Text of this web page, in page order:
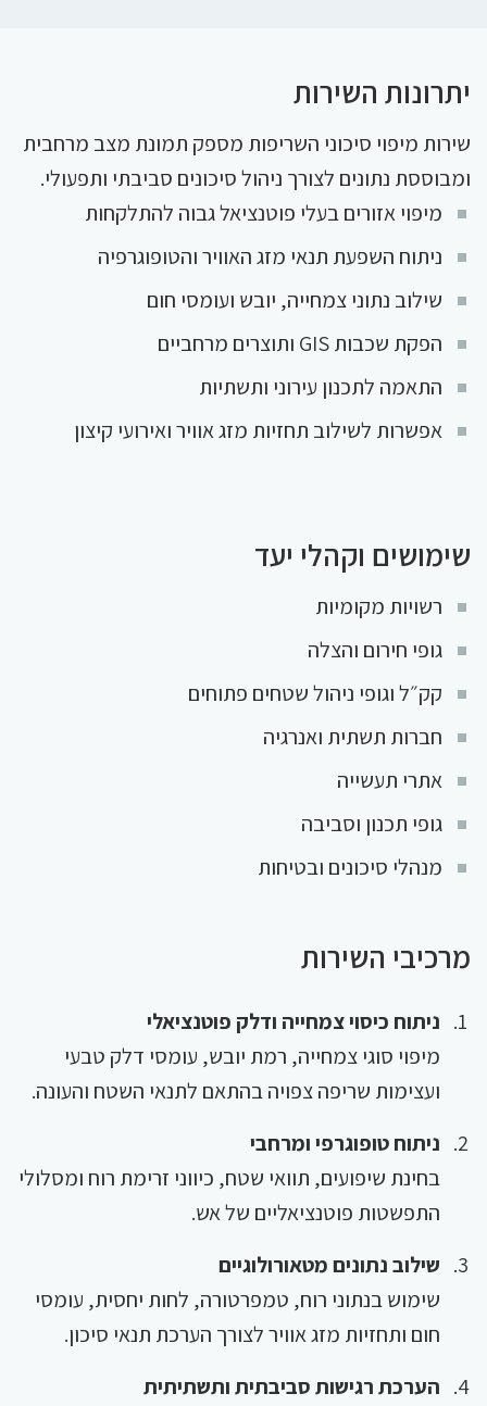
יתרונות השירות
שירות מיפוי סיכוני השריפות מספק תמונת מצב מרחבית
ומבוססת נתונים לצורך ניהול סיכונים סביבתי ותפעולי.
מיפוי אזורים בעלי פוטנציאל גבוה להתלקחות
ניתוח השפעת תנאי מזג האוויר והטופוגרפיה
שילוב נתוני צמחייה, יובש ועומסי חום
הפקת שכבות GIS ותוצרים מרחביים
התאמה לתכנון עירוני ותשתיות
אפשרות לשילוב תחזיות מזג אוויר ואירועי קיצון
שימושים וקהלי יעד
רשויות מקומיות
גופי חירום והצלה
קק״ל וגופי ניהול שטחים פתוחים
חברות תשתית ואנרגיה
אתרי תעשייה
גופי תכנון וסביבה
מנהלי סיכונים ובטיחות
מרכיבי השירות
ניתוח כיסוי צמחייה ודלק פוטנציאלי
מיפוי סוגי צמחייה, רמת יובש, עומסי דלק טבעי
ועצימות שריפה צפויה בהתאם לתנאי השטח והעונה.
ניתוח טופוגרפי ומרחבי
בחינת שיפועים, תוואי שטח, כיווני זרימת רוח ומסלולי
התפשטות פוטנציאליים של אש.
שילוב נתונים מטאורולוגיים
שימוש בנתוני רוח, טמפרטורה, לחות יחסית, עומסי
חום ותחזיות מזג אוויר לצורך הערכת תנאי סיכון.
הערכת רגישות סביבתית ותשתיתית